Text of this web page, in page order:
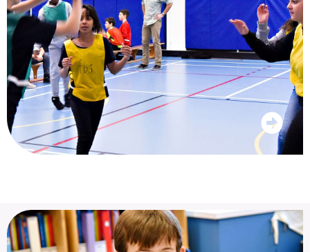
Les francophones de l’Alberta disposent de leur
propre système scolaire. Il s’agit des écoles
francophones – Français langue première.
élèves de saines habitudes de vie, en plus de
présenter de nombreux bienfaits, notamment en